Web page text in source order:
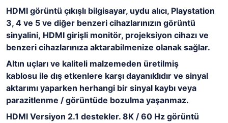
HDMI görüntü çıkışlı bilgisayar, uydu alıcı, Playstation
3, 4 ve 5 ve diğer benzeri cihazlarınızın görüntü
sinyalini, HDMI girişli monitör, projeksiyon cihazı ve
benzeri cihazlarınıza aktarabilmenize olanak sağlar.
Altın uçları ve kaliteli malzemeden üretilmiş
kablosu ile dış etkenlere karşı dayanıklıdır ve sinyal
aktarımı yaparken herhangi bir sinyal kaybı veya
parazitlenme / görüntüde bozulma yaşanmaz.
HDMI Versiyon 2.1 destekler. 8K / 60 Hz görüntü